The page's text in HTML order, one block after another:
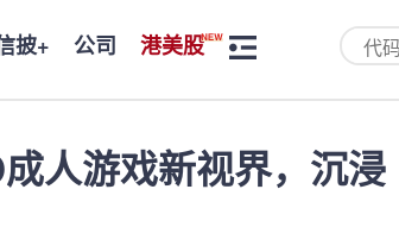
披+ 公司 港美股
人游戏新视界，沉浸